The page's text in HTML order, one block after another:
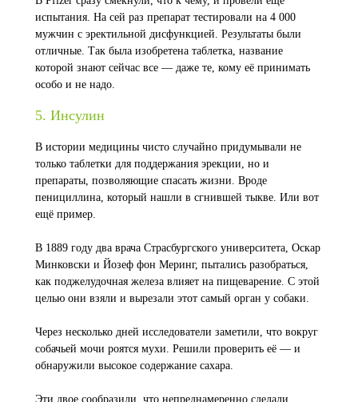
испытания. На сей раз препарат тестировали на 4 000
мужчин с эректильной дисфункцией. Результаты были
отличные. Так была изобретена таблетка, название
которой знают сейчас все — даже те, кому её принимать
особо и не надо.
5. Инсулин
В истории медицины чисто случайно придумывали не
только таблетки для поддержания эрекции, но и
препараты, позволяющие спасать жизни. Вроде
пенициллина, который нашли в сгнившей тыкве. Или вот
ещё пример.
В 1889 году два врача Страсбургского университета, Оскар
Минковски и Йозеф фон Меринг, пытались разобраться,
как поджелудочная железа влияет на пищеварение. С этой
целью они взяли и вырезали этот самый орган у собаки.
Через несколько дней исследователи заметили, что вокруг
собачьей мочи роятся мухи. Решили проверить её — и
обнаружили высокое содержание сахара.
Эти двое сообразили, что непреднамеренно сделали